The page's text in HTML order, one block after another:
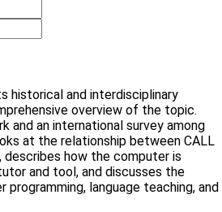
historical and interdisciplinary
overview of the topic.
and an international survey among
at the relationship between CALL
describes how the computer is
and tool, and discusses the
language teaching, and